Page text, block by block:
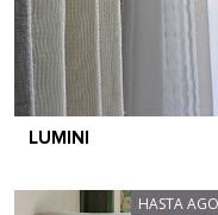
LUMINI
HASTA